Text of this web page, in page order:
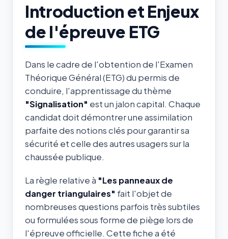
Introduction et Enjeux
de l'épreuve ETG
Dans le cadre de l'obtention de l'Examen
Théorique Général (ETG) du permis de
conduire, l'apprentissage du thème
"Signalisation" est un jalon capital. Chaque
candidat doit démontrer une assimilation
parfaite des notions clés pour garantir sa
sécurité et celle des autres usagers sur la
chaussée publique.
La règle relative à "Les panneaux de
danger triangulaires" fait l'objet de
nombreuses questions parfois très subtiles
ou formulées sous forme de piège lors de
l'épreuve officielle. Cette fiche a été